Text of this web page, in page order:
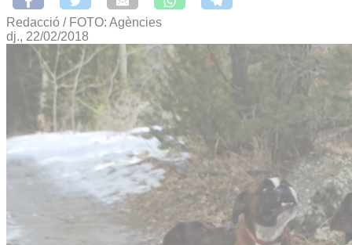
Redacció / FOTO: Agències
dj., 22/02/2018